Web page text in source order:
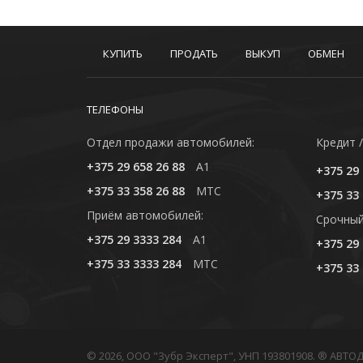
КУПИТЬ ПРОДАТЬ ВЫКУП ОБМЕН
ТЕЛЕФОНЫ
Отдел продажи автомобилей:
+375 29 658 26 88
A1
+375 33 358 26 88
MTC
Приём автомобилей:
+375 29 3333 284
A1
+375 33 3333 284
MTC
Кредит
+375 29
+375 33
+375 29
+375 33
© 2026, ООО "Зубр Эксперт", УНП 193801908. ®